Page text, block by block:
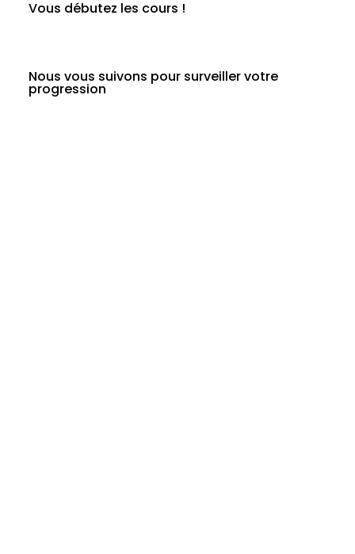
Vous débutez les cours !
Nous vous suivons pour surveiller votre
progression